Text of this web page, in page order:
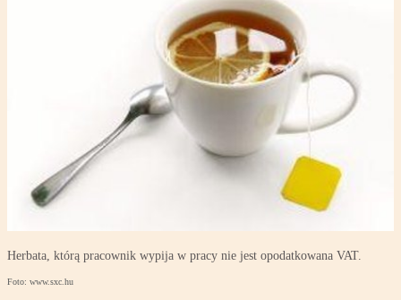
Herbata, którą pracownik wypija w pracy nie jest opodatkowana VAT.
Foto: www.sxc.hu